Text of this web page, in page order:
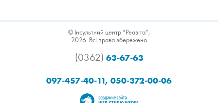
© Інсультний центр “Реавіта”,
2026. Всі права збережено
(0362) 63-67-63
097-457-40-11, 050-372-00-06